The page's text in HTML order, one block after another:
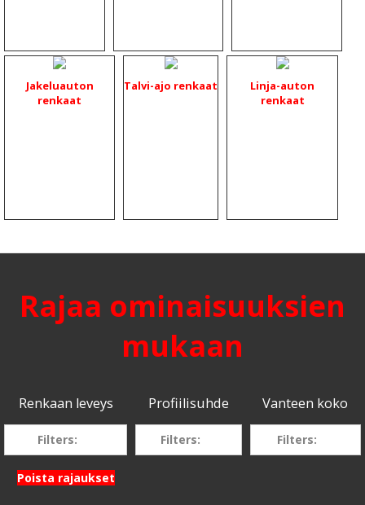
Jakeluauton
renkaat
Talvi-ajo renkaat
Linja-auton
renkaat
Rajaa ominaisuuksien
mukaan
Renkaan leveys
Filters:
Profiilisuhde
Filters:
Vanteen koko
Filters:
Poista rajaukset